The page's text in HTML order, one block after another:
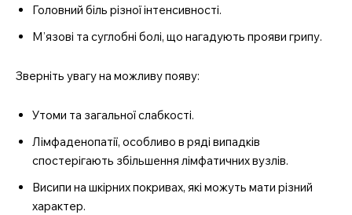
Головний біль різної інтенсивності.
М’язові та суглобні болі, що нагадують прояви грипу.
Зверніть увагу на можливу появу:
Утоми та загальної слабкості.
Лімфаденопатії, особливо в ряді випадків
спостерігають збільшення лімфатичних вузлів.
Висипи на шкірних покривах, які можуть мати різний
характер.